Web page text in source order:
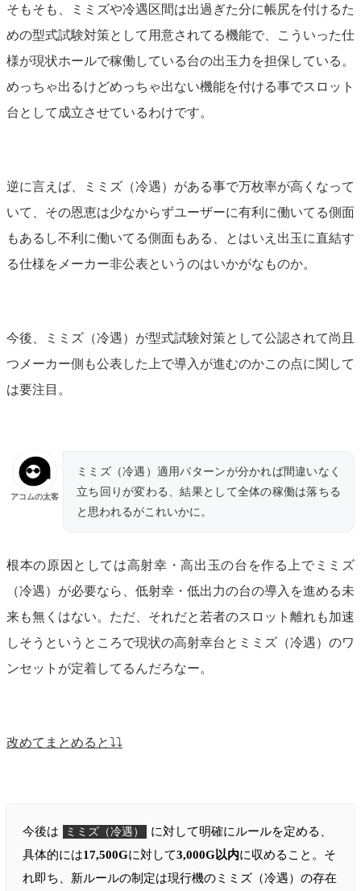
そもそも、ミミズや冷遇区間は出過ぎた分に帳尻を付けるた
めの型式試験対策として用意されてる機能で、こういった仕
様が現状ホールで稼働している台の出玉力を担保している。
めっちゃ出るけどめっちゃ出ない機能を付ける事でスロット
台として成立させているわけです。
逆に言えば、ミミズ（冷遇）がある事で万枚率が高くなって
いて、その恩恵は少なからずユーザーに有利に働いてる側面
もあるし不利に働いてる側面もある、とはいえ出玉に直結す
る仕様をメーカー非公表というのはいかがなものか。
今後、ミミズ（冷遇）が型式試験対策として公認されて尚且
つメーカー側も公表した上で導入が進むのかこの点に関して
は要注目。
アコムの太客
ミミズ（冷遇）適用パターンが分かれば間違いなく
立ち回りが変わる、結果として全体の稼働は落ちる
と思われるがこれいかに。
根本の原因としては高射幸・高出玉の台を作る上でミミズ
（冷遇）が必要なら、低射幸・低出力の台の導入を進める未
来も無くはない。ただ、それだと若者のスロット離れも加速
しそうというところで現状の高射幸台とミミズ（冷遇）のワ
ンセットが定着してるんだろなー。
改めてまとめると⤵︎⤵︎
今後は ミミズ（冷遇）
に対して明確にルールを定める、
具体的には17,500Gに対して3,000G以内に収めること。そ
れ即ち、新ルールの制定は現行機のミミズ（冷遇）の存在